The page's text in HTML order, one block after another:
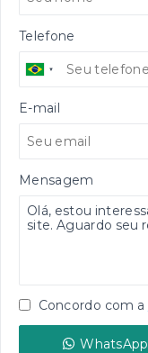
Telefone
E-mail
Mensagem
Concordo com a
WhatsApp